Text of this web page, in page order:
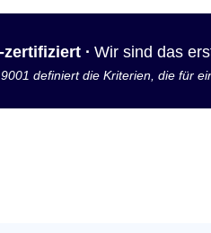
zertifiziert · Wir sind das
9001 definiert die Kriterien, die für